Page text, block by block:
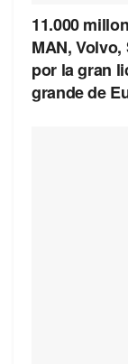
11.000
MAN,
por la gran
grande de